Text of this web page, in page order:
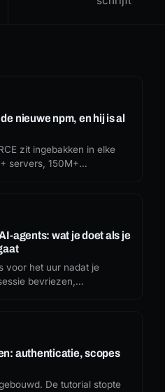
nieuwe npm, en hij is al
zit ingebakken in elke
servers, 150M+
agents: wat je doet als je
voor het uur nadat je
bevriezen,
authenticatie, scopes
De tutorial stopte